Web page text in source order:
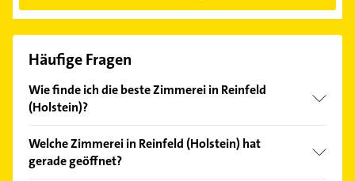
Häufige Fragen
Wie finde ich die beste Zimmerei in Reinfeld
(Holstein)?
Kundenmeinungen und profitieren Sie von den
Empfehlungen. Die Suchergebnisse können Sie sich
Welche Zimmerei in Reinfeld (Holstein) hat
gerade geöffnet?